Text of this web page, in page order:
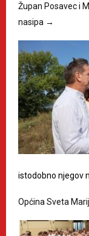
Župan Posavec i
nasipa →
istodobno njegov
Općina Sveta